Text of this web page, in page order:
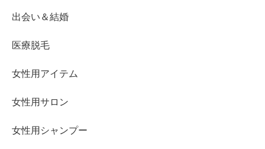
出会い＆結婚
医療脱毛
女性用アイテム
女性用サロン
女性用シャンプー